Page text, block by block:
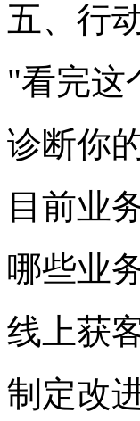
五、行
"看完这
诊断你
目前业
哪些业
线上获
制定改